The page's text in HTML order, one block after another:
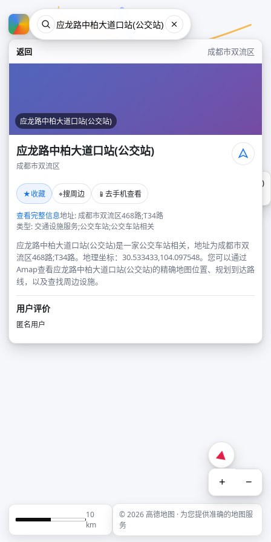
返回 成都市双流区
应龙路中柏大道口站(公交站)
应龙路中柏大道口站(公交站)
成都市双流区
★收藏 ⌖搜周边 📱 去手机查看
查看完整信息地址: 成都市双流区468路;T34路
类型: 交通设施服务;公交车站;公交车站相关
应龙路中柏大道口站(公交站)是一家公交车站相关，地址为成都市双
流区468路;T34路。地理坐标：30.533433,104.097548。您可以通过
Amap查看应龙路中柏大道口站(公交站)的精确地图位置、规划到达路
线，以及查找周边设施。
用户评价
匿名用户
应龙路中柏大道口站(公交站)
+ −
10
km
© 2026 高德地图 · 为您提供准确的地图服
务